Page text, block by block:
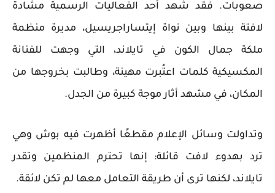
صعوبات. فقد شهد أحد الفعاليات الرسمية مشادة
لافتة بينها وبين نواة إيتساراجريسيل، مديرة منظمة
ملكة جمال الكون في تايلاند، التي وجهت للفنانة
المكسيكية كلمات اعتُبرت مهينة، وطالبت بخروجها من
المكان، في مشهد أثار موجة كبيرة من الجدل.
وتداولت وسائل الإعلام مقطعًا أظهرت فيه بوش وهي
ترد بهدوء لافت قائلة: إنها تحترم المنظمين وتقدر
تايلاند، لكنها ترى أن طريقة التعامل معها لم تكن لائقة.